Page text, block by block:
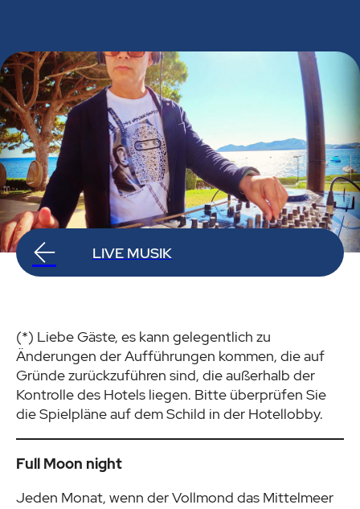
LIVE MUSIK
(*) Liebe Gäste, es kann gelegentlich zu
Änderungen der Aufführungen kommen, die auf
Gründe zurückzuführen sind, die außerhalb der
Kontrolle des Hotels liegen. Bitte überprüfen Sie
die Spielpläne auf dem Schild in der Hotellobby.
Full Moon night
Jeden Monat, wenn der Vollmond das Mittelmeer